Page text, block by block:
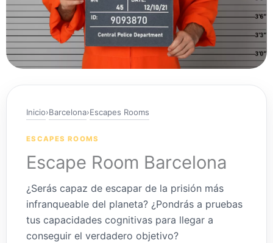
Inicio›Barcelona›Escapes Rooms
ESCAPES ROOMS
Escape Room Barcelona
¿Serás capaz de escapar de la prisión más
infranqueable del planeta? ¿Pondrás a pruebas
tus capacidades cognitivas para llegar a
conseguir el verdadero objetivo?